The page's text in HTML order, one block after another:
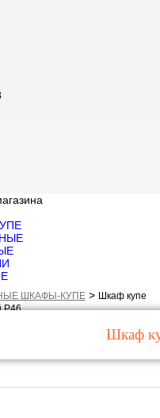
ШКАФЫ-КУПЕ> Шкаф купе
Р46
Шкаф